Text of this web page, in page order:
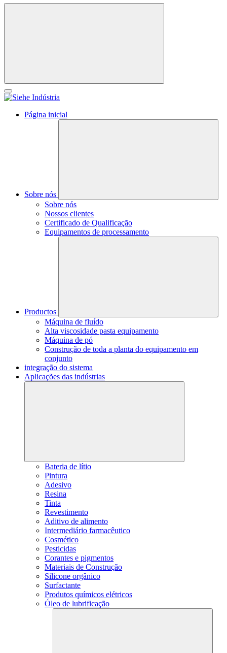
Página inicial
Sobre nós
Sobre nós
Nossos clientes
Certificado de Qualificação
Equipamentos de processamento
Productos
Máquina de fluído
Alta viscosidade pasta equipamento
Máquina de pó
Construção de toda a planta do equipamento em
conjunto
integração do sistema
Aplicações das indústrias
Bateria de lítio
Pintura
Adesivo
Resina
Tinta
Revestimento
Aditivo de alimento
Intermediário farmacêutico
Cosmético
Pesticidas
Corantes e pigmentos
Materiais de Construção
Silicone orgânico
Surfactante
Produtos químicos elétricos
Óleo de lubrificação